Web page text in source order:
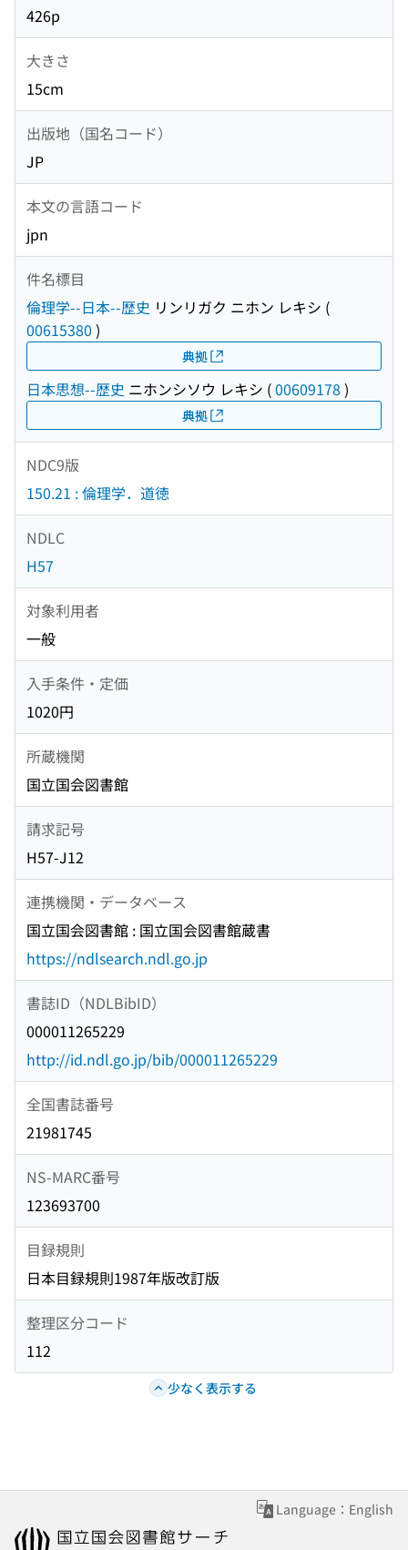
426p
大きさ
15cm
出版地（国名コード）
JP
本文の言語コード
jpn
件名標目
倫理学--日本--歴史 リンリガク ニホン レキシ (
00615380 )
典拠
日本思想--歴史 ニホンシソウ レキシ (00609178 )
典拠
NDC9版
150.21 : 倫理学．道徳
NDLC
H57
対象利用者
一般
入手条件・定価
1020円
所蔵機関
国立国会図書館
請求記号
H57-J12
連携機関・データベース
国立国会図書館 : 国立国会図書館蔵書
https://ndlsearch.ndl.go.jp
書誌ID（NDLBibID）
000011265229
http://id.ndl.go.jp/bib/000011265229
全国書誌番号
21981745
NS-MARC番号
123693700
目録規則
日本目録規則1987年版改訂版
整理区分コード
112
少なく表示する
Language：English